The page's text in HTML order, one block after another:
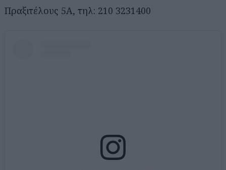
Πραξιτέλους 5Α, τηλ: 210 3231400